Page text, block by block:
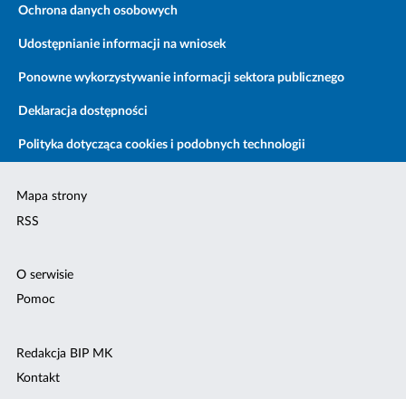
Ochrona danych osobowych
Udostępnianie informacji na wniosek
Ponowne wykorzystywanie informacji sektora publicznego
Deklaracja dostępności
Polityka dotycząca cookies i podobnych technologii
Mapa strony
RSS
O serwisie
Pomoc
Redakcja BIP MK
Kontakt